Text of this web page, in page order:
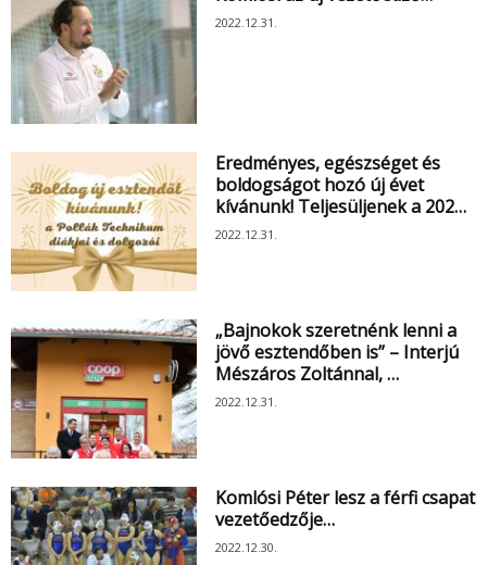
2022.12.31.
Eredményes, egészséget és
boldogságot hozó új évet
kívánunk! Teljesüljenek a 202…
2022.12.31.
„Bajnokok szeretnénk lenni a
jövő esztendőben is” – Interjú
Mészáros Zoltánnal, …
2022.12.31.
Komlósi Péter lesz a férfi csapat
vezetőedzője…
2022.12.30.